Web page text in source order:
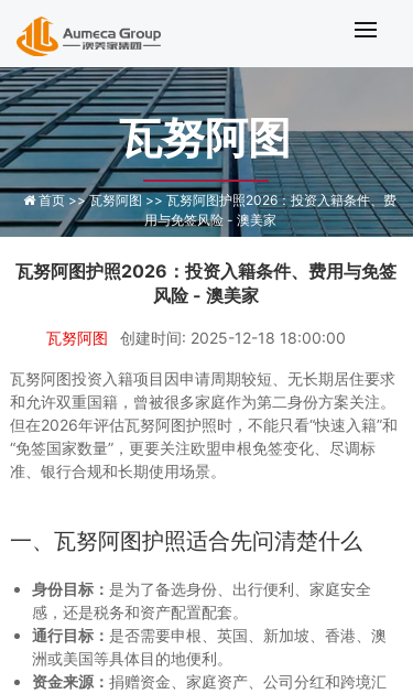
瓦努阿图护照2026：投资入
首页 >>瓦努阿图 >> 瓦努阿图护照2026：投资入籍条件、费
用与免签风险 - 澳美家
瓦努阿图
瓦努阿图护照2026：投资入籍条件、费用与免签
风险 - 澳美家
创建时间: 2025-12-18 18:00:00
瓦努阿图
瓦努阿图投资入籍项目因申请周期较短、无长期居住要求
和允许双重国籍，曾被很多家庭作为第二身份方案关注。
但在2026年评估瓦努阿图护照时，不能只看“快速入籍”和
“免签国家数量”，更要关注欧盟申根免签变化、尽调标
准、银行合规和长期使用场景。
一、瓦努阿图护照适合先问清楚什么
身份目标： 是为了备选身份、出行便利、家庭安全
感，还是税务和资产配置配套。
通行目标： 是否需要申根、英国、新加坡、香港、澳
洲或美国等具体目的地便利。
资金来源： 捐赠资金、家庭资产、公司分红和跨境汇